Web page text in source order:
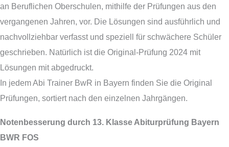
an Beruflichen Oberschulen, mithilfe der Prüfungen aus den
vergangenen Jahren, vor. Die Lösungen sind ausführlich und
nachvollziehbar verfasst und speziell für schwächere Schüler
geschrieben. Natürlich ist die Original-Prüfung 2024 mit
Lösungen mit abgedruckt.
In jedem Abi Trainer BwR in Bayern finden Sie die Original
Prüfungen, sortiert nach den einzelnen Jahrgängen.
Notenbesserung durch 13. Klasse Abiturprüfung Bayern
BWR FOS